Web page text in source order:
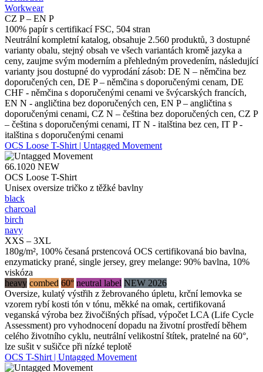
Workwear
CZ P – EN P
100% papír s certifikací FSC, 504 stran
Neutrální kompletní katalog, obsahuje 2.560 produktů, 3 dostupné
varianty obalu, stejný obsah ve všech variantách kromě jazyka a
ceny, zaujme svým moderním a přehledným provedením, následující
varianty jsou dostupné do vyprodání zásob: DE N – němčina bez
doporučených cen, DE P – němčina s doporučenými cenam, DE
CHF - němčina s doporučenými cenami ve švýcarských francích,
EN N - angličtina bez doporučených cen, EN P – angličtina s
doporučenými cenami, CZ N – čeština bez doporučených cen, CZ P
– čeština s doporučenými cenami, IT N - italština bez cen, IT P -
italština s doporučenými cenami
OCS Loose T-Shirt | Untagged Movement
66.1020 NEW
OCS Loose T-Shirt
Unisex oversize tričko z těžké bavlny
black
charcoal
birch
navy
XXS – 3XL
180g/m², 100% česaná prstencová OCS certifikovaná bio bavlna,
enzymaticky prané, single jersey, grey melange: 90% bavlna, 10%
viskóza
heavy combed 60° neutral label NEW 2026
Oversize, kulatý výstřih z žebrovaného úpletu, krční lemovka se
vzorem rybí kosti tón v tónu, měkké na omak, certifikovaná
veganská výroba bez živočišných přísad, výpočet LCA (Life Cycle
Assessment) pro vyhodnocení dopadu na životní prostředí během
celého životního cyklu, neutrální velikostní štítek, pratelné na 60°,
lze sušit v sušičce při nízké teplotě
OCS T-Shirt | Untagged Movement